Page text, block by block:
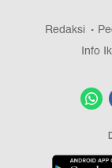
Redaksi
Info